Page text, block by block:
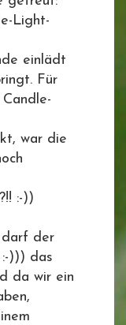
Light-
einlädt
Für
war die
:-))
darf der
))) das
da wir ein